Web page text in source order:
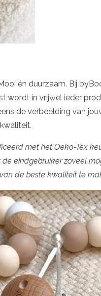
én duurzaam. Bij
wordt in vrijwel ieder
de verbeelding van
met het Oeko-Tex
eindgebruiker zoveel
de beste kwaliteit te